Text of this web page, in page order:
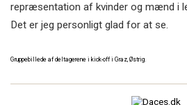
repræsentation af kvinder og mænd i
Det er jeg personligt glad for at se.
Gruppebillede af deltagerene i kick-off i Graz, Østrig.